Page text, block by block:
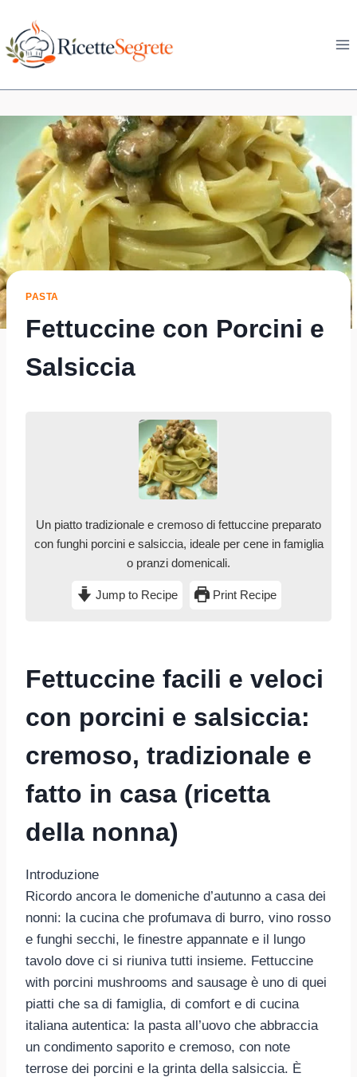
content
PASTA
Fettuccine con Porcini e
Salsiccia
Un piatto tradizionale e cremoso di fettuccine preparato
con funghi porcini e salsiccia, ideale per cene in famiglia
o pranzi domenicali.
Jump to Recipe Print Recipe
Fettuccine facili e veloci
con porcini e salsiccia:
cremoso, tradizionale e
fatto in casa (ricetta
della nonna)
Introduzione
Ricordo ancora le domeniche d’autunno a casa dei
nonni: la cucina che profumava di burro, vino rosso
e funghi secchi, le finestre appannate e il lungo
tavolo dove ci si riuniva tutti insieme. Fettuccine
with porcini mushrooms and sausage è uno di quei
piatti che sa di famiglia, di comfort e di cucina
italiana autentica: la pasta all’uovo che abbraccia
un condimento saporito e cremoso, con note
terrose dei porcini e la grinta della salsiccia. È